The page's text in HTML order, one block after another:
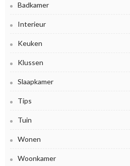
Badkamer
Interieur
Keuken
Klussen
Slaapkamer
Tips
Tuin
Wonen
Woonkamer